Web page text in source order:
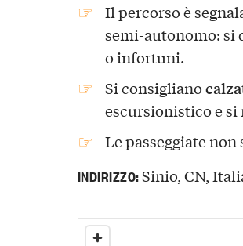
Il percorso è
semi-autonomo: si
o infortuni.
Si consigliano
escursionistico e
Le passeggiate
INDIRIZZO:Sinio, CN,